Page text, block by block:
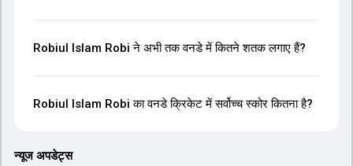
Robiul Islam Robi ने अभी तक वनडे में कितने शतक लगाए हैं?
Robiul Islam Robi का वनडे क्रिकेट में सर्वोच्च स्कोर कितना है?
न्यूज अपडेट्स